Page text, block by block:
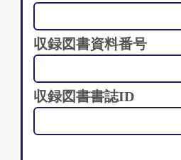
収録図書資料番号
収録図書書誌ID